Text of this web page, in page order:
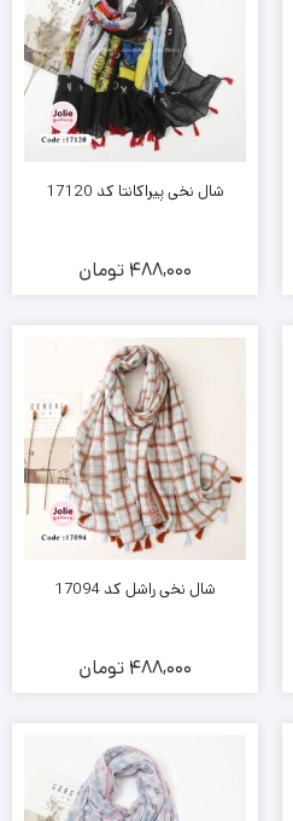
شال نخی پیراکانتا کد 17120
488,000 تومان
شال نخی راشل کد 17094
488,000 تومان